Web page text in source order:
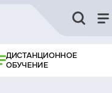
ДИСТАНЦИОННОЕ
ОБУЧЕНИЕ